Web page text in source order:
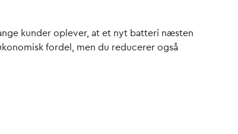
kunder oplever, at et nyt batteri næsten
fordel, men du reducerer også